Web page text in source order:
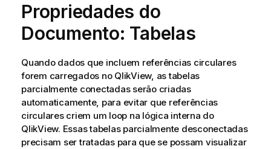
Propriedades do
Documento: Tabelas
Quando dados que incluem referências circulares
forem carregados no QlikView, as tabelas
parcialmente conectadas serão criadas
automaticamente, para evitar que referências
circulares criem um loop na lógica interna do
QlikView. Essas tabelas parcialmente desconectadas
precisam ser tratadas para que se possam visualizar